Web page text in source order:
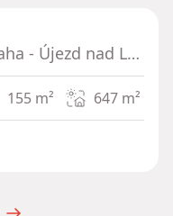
Holšická, Praha - Újezd nad Lesy
155 m² 647 m²